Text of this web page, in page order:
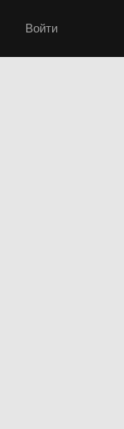
Войти